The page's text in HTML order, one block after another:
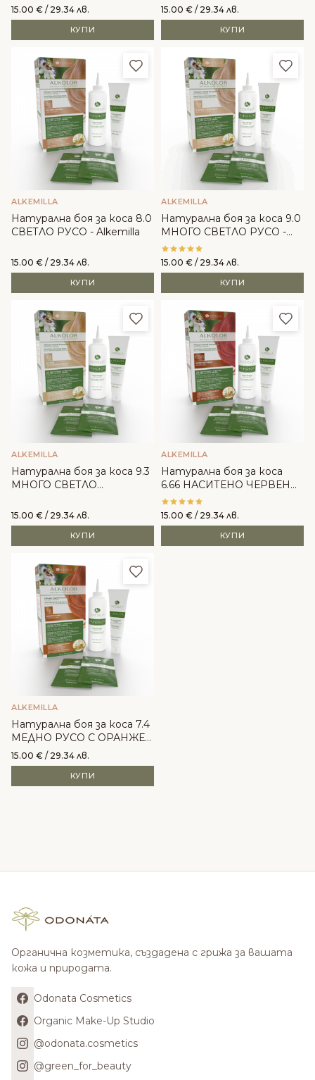
15.00 € / 29.34 лв.
КУПИ
15.00 € / 29.34 лв.
КУПИ
Добави в любими
ALKEMILLA
Натурална боя за коса 8.0
СВЕТЛО РУСО - Alkemilla
15.00 € / 29.34 лв.
КУПИ
ALKEMILLA
Натурална боя за коса 9.0
МНОГО СВЕТЛО РУСО -
Alkemilla
15.00 € / 29.34 лв.
КУПИ
Добави в любими
ALKEMILLA
Натурална боя за коса 9.3
МНОГО СВЕТЛО
15.00 € / 29.34 лв.
КУПИ
ALKEMILLA
Натурална боя за коса
6.66 НАСИТЕНО ЧЕРВЕНО
- Alkemilla
15.00 € / 29.34 лв.
КУПИ
Добави в любими
ALKEMILLA
Натурална боя за коса 7.4
МЕДНО РУСО С ОРАНЖЕВ
ОТТЕНЪК - Alkemilla
15.00 € / 29.34 лв.
КУПИ
Органична козметика, създадена с грижа за вашата
кожа и природата.
Odonata Cosmetics
Organic Make-Up Studio
@odonata.cosmetics
@green_for_beauty